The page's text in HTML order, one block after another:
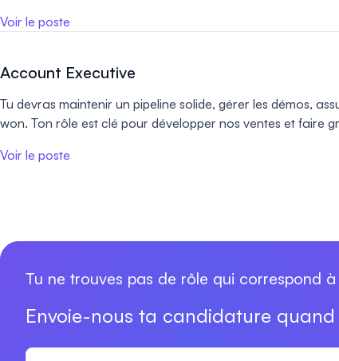
Voir le poste
Account Executive
Tu devras maintenir un pipeline solide, gérer les démos,
won. Ton rôle est clé pour développer nos ventes et faire
Voir le poste
Tu ne trouves pas de rôle qui correspond à
Envoie-nous ta candidature